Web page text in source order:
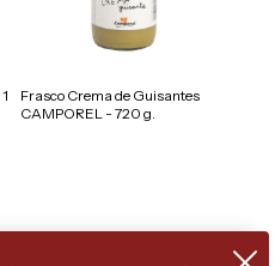
1
Frasco Crema de Guisantes
CAMPOREL - 720 g.